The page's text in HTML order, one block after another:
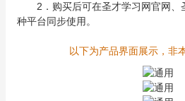
2．购买后可在圣才学习网官网、
种平台同步使用。
以下为产品界面展示，非